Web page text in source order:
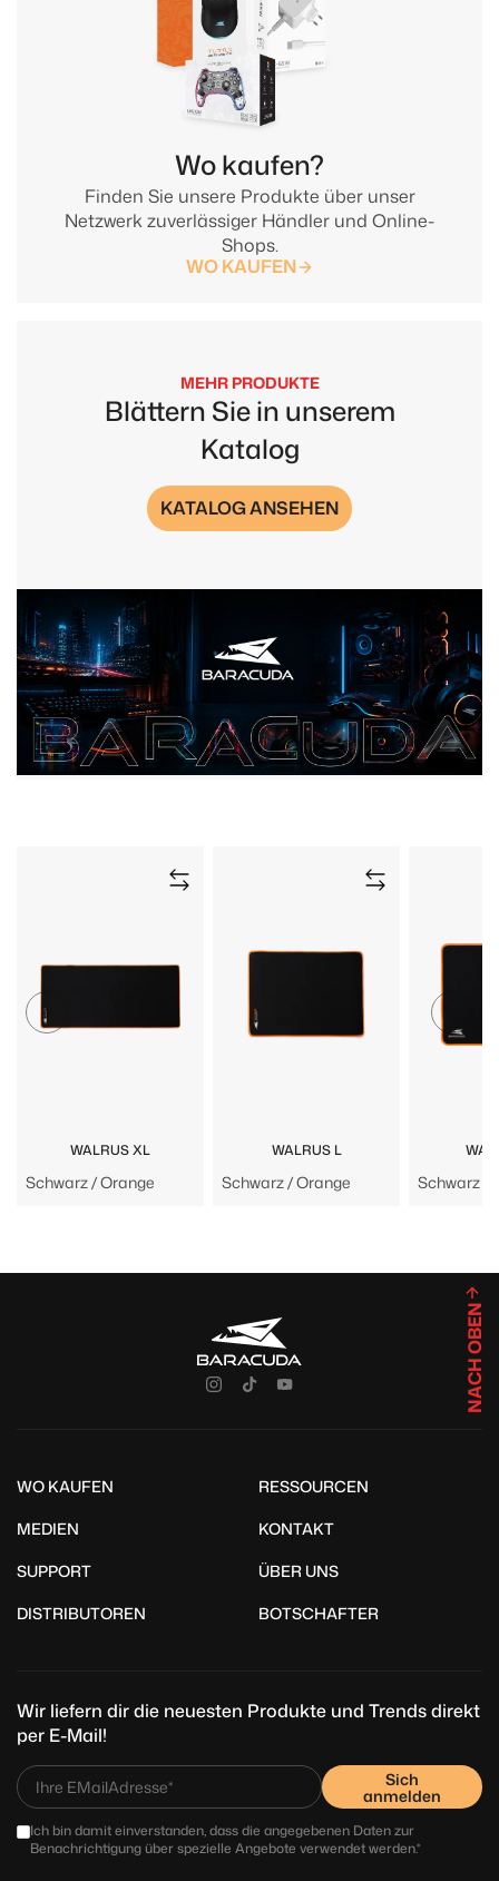
Finden Sie unsere Produkte über unser
Netzwerk zuverlässiger Händler und Online-
Shops.
Wo kaufen?
WO KAUFEN
MEHR PRODUKTE
Blättern Sie in unserem
Katalog
KATALOG ANSEHEN
WALRUS XL
Schwarz / Orange
WALRUS L
Schwarz / Orange Schwarz /
WO KAUFEN
RESSOURCEN
MEDIEN
KONTAKT
SUPPORT
ÜBER UNS
DISTRIBUTOREN
BOTSCHAFTER
Wir liefern dir die neuesten Produkte und Trends direkt
per E-Mail!
Sich
anmelden
Ich bin damit einverstanden, dass die angegebenen Daten zur
Benachrichtigung über spezielle Angebote verwendet werden.*
NACH OBEN